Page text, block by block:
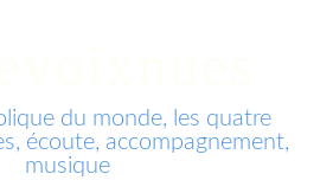
du monde, les quatre
écoute, accompagnement,
musique